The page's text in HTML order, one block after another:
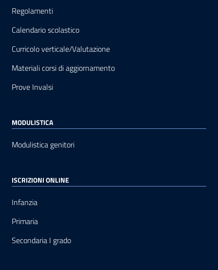
Regolamenti
Calendario scolastico
Curricolo verticale/Valutazione
Materiali corsi di aggiornamento
Prove Invalsi
MODULISTICA
Modulistica genitori
ISCRIZIONI ONLINE
Infanzia
Primaria
Secondaria I grado